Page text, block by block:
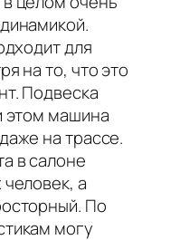
для
на то, что это
Подвеска
этом машина
на трассе.
в салоне
а
По
могу